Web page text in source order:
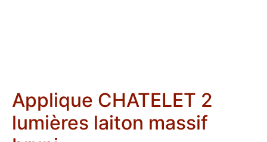
Applique CHATELET 2
lumières laiton massif